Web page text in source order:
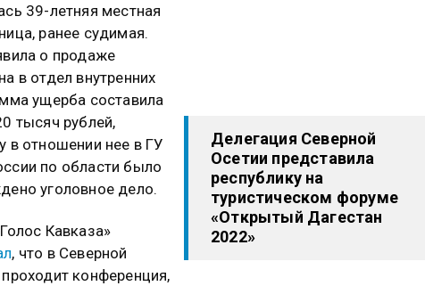
Делегация Северной
Осетии представила
республику на
туристическом форуме
«Открытый Дагестан
2022»
39-летняя местная
ранее судимая.
о продаже
в отдел внутренних
ущерба составила
тысяч рублей,
в отношении нее в ГУ
по области было
уголовное дело.
Кавказа»
, что в Северной
конференция,